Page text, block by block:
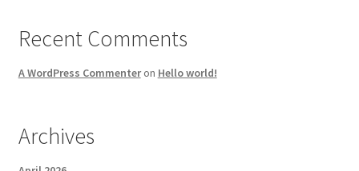
Recent Comments
A WordPress Commenteron Hello world!
Archives